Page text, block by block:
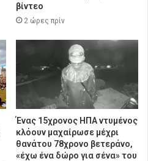
βίντεο
2 ώρες πρίν
Ένας 15χρονος ΗΠΑ ντυμένος
κλόουν μαχαίρωσε μέχρι
θανάτου 78χρονο βετεράνο,
«έχω ένα δώρο για σένα» του